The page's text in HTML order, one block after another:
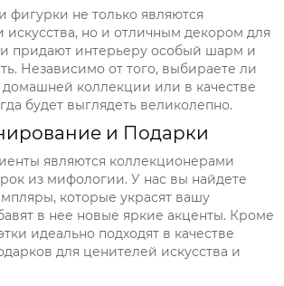
фигурки не только являются
но и отличным декором для
придают интерьеру особый шарм и
Независимо от того, выбираете ли
домашней коллекции или в качестве
будет выглядеть великолепно.
и Подарки
являются коллекционерами
из мифологии. У нас вы найдете
которые украсят вашу
в нее новые яркие акценты. Кроме
идеально подходят в качестве
для ценителей искусства и